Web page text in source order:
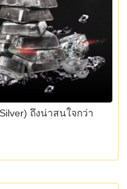
ถึงน่าสนใจกว่า